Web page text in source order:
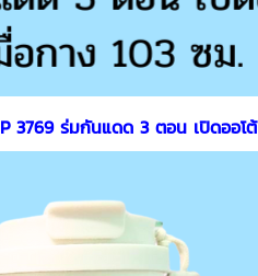
P 3769 ร่มกันแดด 3 ตอน เปิดออโต้